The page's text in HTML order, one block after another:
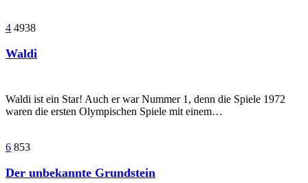
4 4938
Waldi
Waldi ist ein Star! Auch er war Nummer 1, denn die Spiele 1972
waren die ersten Olympischen Spiele mit einem…
6 853
Der unbekannte Grundstein